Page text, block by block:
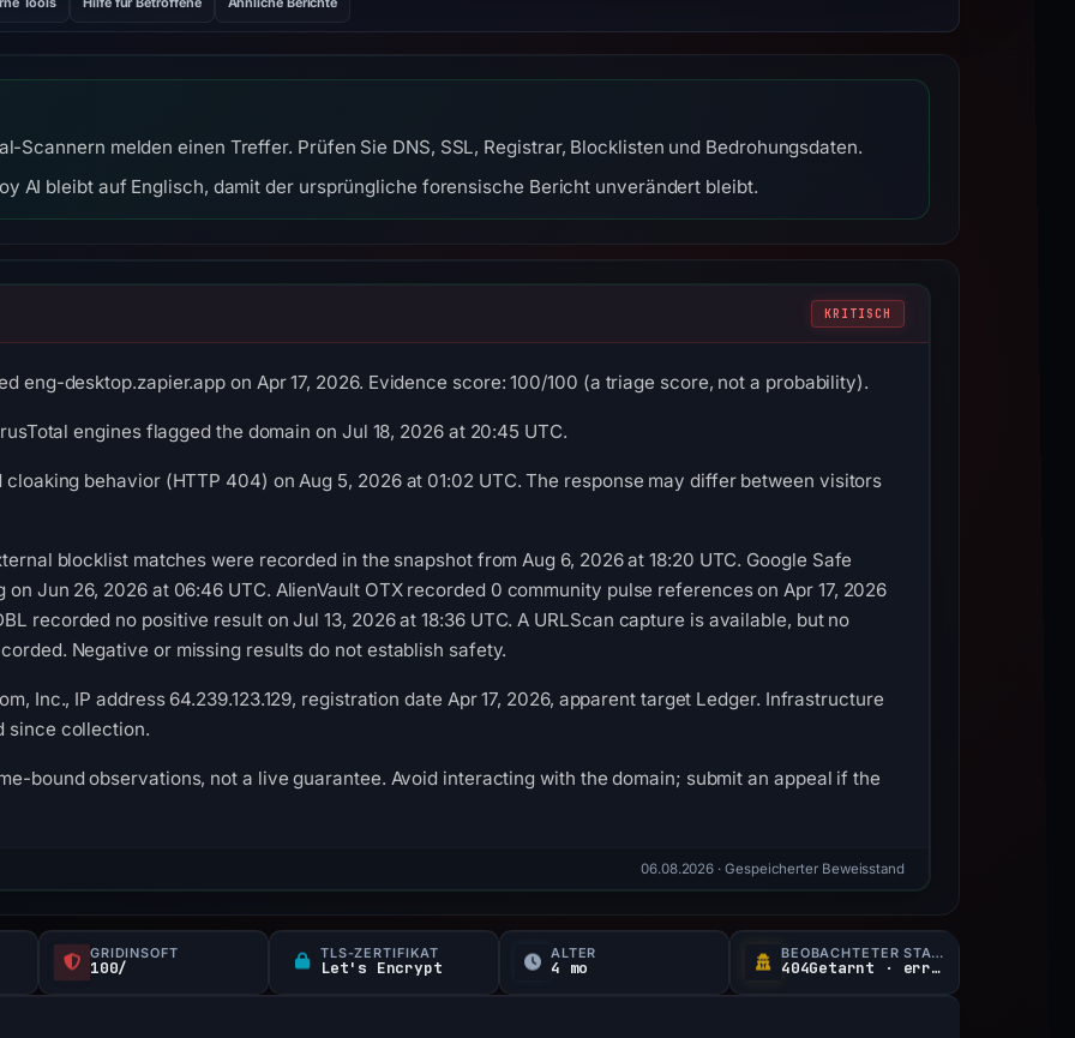
Scannern melden einen Treffer. Prüfen Sie DNS, SSL, Registrar, Blocklisten und Bedrohungsdaten.
AI bleibt auf Englisch, damit der ursprüngliche forensische Bericht unverändert bleibt.
KRITISCH
eng-desktop.zapier.app on Apr 17, 2026. Evidence score: 100/100 (a triage score, not a probability).
engines flagged the domain on Jul 18, 2026 at 20:45 UTC.
behavior (HTTP 404) on Aug 5, 2026 at 01:02 UTC. The response may differ between visitors
blocklist matches were recorded in the snapshot from Aug 6, 2026 at 18:20 UTC. Google Safe
Jun 26, 2026 at 06:46 UTC. AlienVault OTX recorded 0 community pulse references on Apr 17, 2026
recorded no positive result on Jul 13, 2026 at 18:36 UTC. A URLScan capture is available, but no
Negative or missing results do not establish safety.
Inc., IP address 64.239.123.129, registration date Apr 17, 2026, apparent target Ledger. Infrastructure
since collection.
bound observations, not a live guarantee. Avoid interacting with the domain; submit an appeal if the
06.08.2026 · Gespeicherter Beweisstand
GRIDINSOFT
100/
TLS-ZERTIFIKAT
Let's Encrypt
ALTER
4 mo
BEOBACHTETER STATUS
404Getarnt · erreichbar